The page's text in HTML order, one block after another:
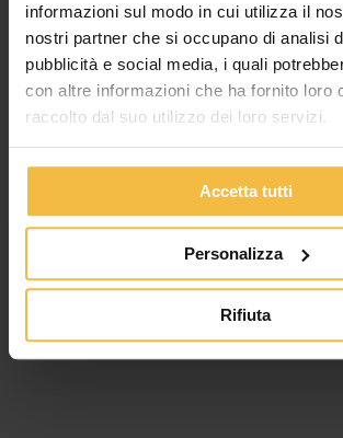
informazioni sul modo in cui utilizza il
nostri partner che si occupano di analisi
pubblicità e social media, i quali
con altre informazioni che ha fornito loro
raccolto dal suo utilizzo dei loro servizi.
Accetta tutti
Personalizza
Rifiuta
Servizio Macchine del Consorzio che offre al
ad un prezzo imbattibile: SARCHIATRICE
600 RIPIEGHEVOLE IDRAULICA € 6.550,00
PEZZO DISPONIBILE!!! CARATTERISTICHE:
tabelle segnaletiche Per qualsiasi